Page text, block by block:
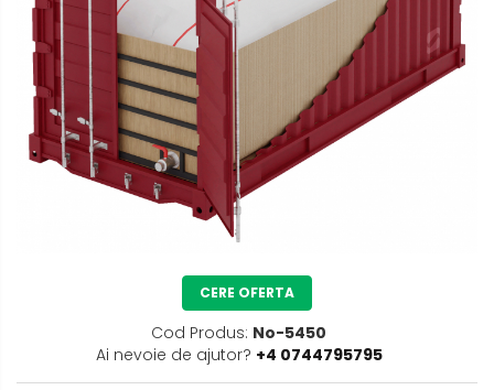
CERE OFERTA
Cod Produs: No-5450
Ai nevoie de ajutor? +4 0744795795